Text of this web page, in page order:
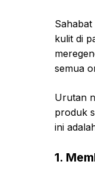
kulit di
semua
Urutan
produk
ini
1.